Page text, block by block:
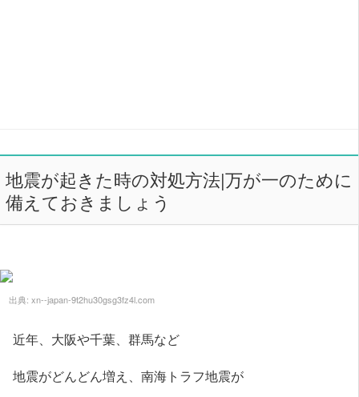
地震が起きた時の対処方法|万が一のために
備えておきましょう
出典: xn--japan-9t2hu30gsg3fz4l.com
近年、大阪や千葉、群馬など
地震がどんどん増え、南海トラフ地震が